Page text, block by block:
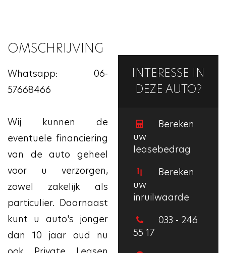
OMSCHRIJVING
Whatsapp: 06-
57668466
Wij kunnen de
eventuele financiering
van de auto geheel
voor u verzorgen,
zowel zakelijk als
particulier. Daarnaast
kunt u auto's jonger
dan 10 jaar oud nu
INTERESSE IN
DEZE AUTO?
Bereken
uw
leasebedrag
Bereken
uw
inruilwaarde
033 - 246
55 17